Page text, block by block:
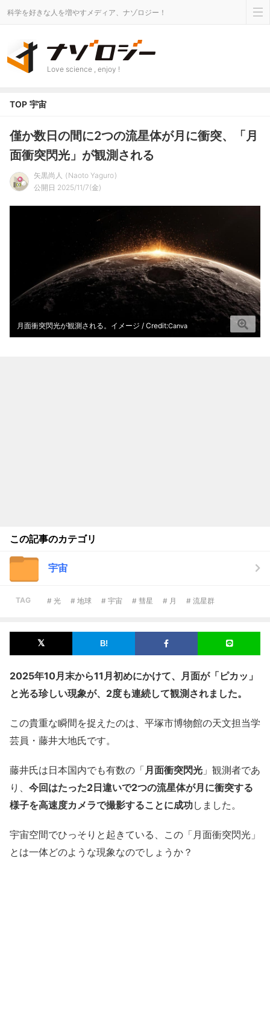
科学を好きな人を増やすメディア、ナゾロジー！
Love science , enjoy !
TOP 宇宙
僅か数日の間に2つの流星体が月に衝突、「月
面衝突閃光」が観測される
矢黒尚人
Naoto Yaguro
公開日 2025/11/7(金)
月面衝突閃光が観測される。イメージ / Credit:Canva
この記事のカテゴリ
宇宙
TAG # 光 # 地球 # 宇宙 # 彗星 # 月 # 流星群
2025年10月末から11月初めにかけて、月面が「ピカッ」
と光る珍しい現象が、2度も連続して観測されました。
この貴重な瞬間を捉えたのは、平塚市博物館の天文担当学
芸員・藤井大地氏です。
藤井氏は日本国内でも有数の「 月面衝突閃光 」観測者であ
り、 今回はたった2日違いで2つの流星体が月に衝突する
様子を高速度カメラで撮影することに成功しました。
宇宙空間でひっそりと起きている、この「月面衝突閃光」
とは一体どのような現象なのでしょうか？